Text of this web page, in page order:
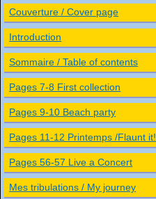
Couverture / Cover page
Introduction
Sommaire / Table of contents
Pages 7-8 First collection
Pages 9-10 Beach party
Pages 11-12 Printemps /Flaunt it!
Pages 56-57 Live a Concert
Mes tribulations / My journey